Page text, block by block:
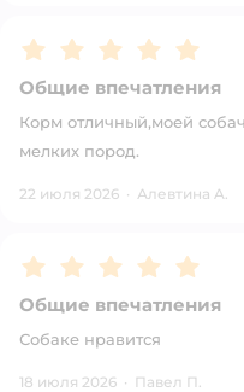
Рейтинг:5
Общие впечатления
Корм отличный,моей
мелких пород.
22 июля 2026 · Алевтина A.
Рейтинг:5
Общие впечатления
Собаке нравится
18 июля 2026 · Павел П.